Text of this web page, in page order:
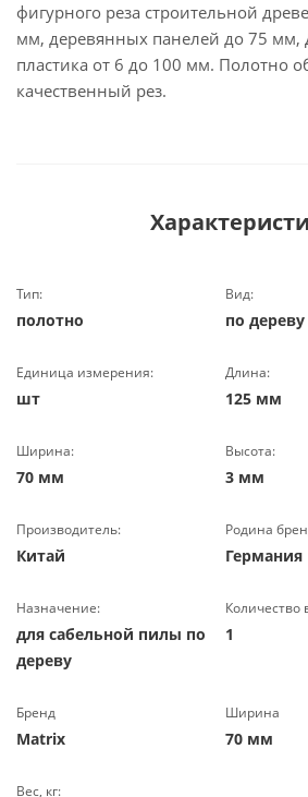
фигурного реза строительной
мм, деревянных панелей до 75 мм,
пластика от 6 до 100 мм. Полотно
качественный рез.
Тип:
полотно
Вид:
по дереву
Единица измерения:
шт
Длина:
125 мм
Ширина:
70 мм
Высота:
3 мм
Производитель:
Китай
Родина
Германия
Назначение:
для сабельной пилы по
дереву
Количество
1
Бренд
Matrix
Ширина
70 мм
Вес, кг: